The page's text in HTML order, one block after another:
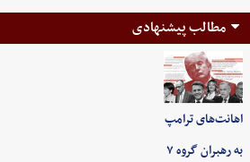
مطالب پیشنهادی
اهانت‌های ترامپ
به رهبران گروه ۷